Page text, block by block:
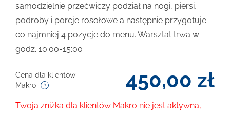
Cena dla klientów
Makro
450,00 zł
Twoja zniżka dla klientów Makro nie jest aktywna,
samodzielnie przećwiczy podział na nogi, piersi,
podroby i porcje rosołowe a następnie przygotuje
co najmniej 4 pozycje do menu. Warsztat trwa w
godz. 10:00-15:00